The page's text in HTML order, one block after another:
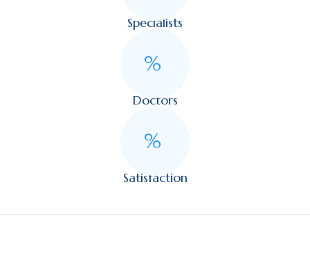
Specialists
%
Doctors
%
Satisfaction